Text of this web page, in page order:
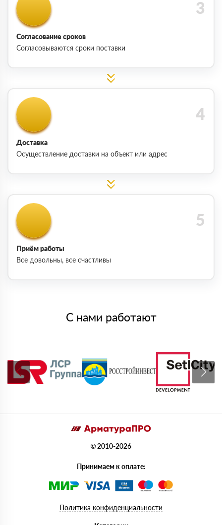
Согласование сроков
Согласовываются сроки поставки
Доставка
Осуществление доставки на объект или адрес
Приём работы
Все довольны, все счастливы
С нами работают
© 2010-2026
Принимаем к оплате:
Политика конфиденциальности